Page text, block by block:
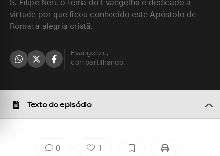
S. Filipe Néri, o tema do Evangelho é dedicado à
virtude por que ficou conhecido este Apóstolo de
Roma: a alegria cristã.
Evangelize,
compartilhando.
Texto do episódio
0 1